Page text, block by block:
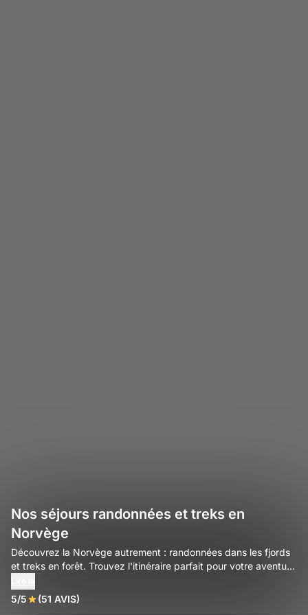
Nos séjours randonnées et treks en
Norvège
Découvrez la Norvège autrement : randonnées dans les fjords
et treks en forêt. Trouvez l'itinéraire parfait pour votre aventure
5/5 (51 AVIS)